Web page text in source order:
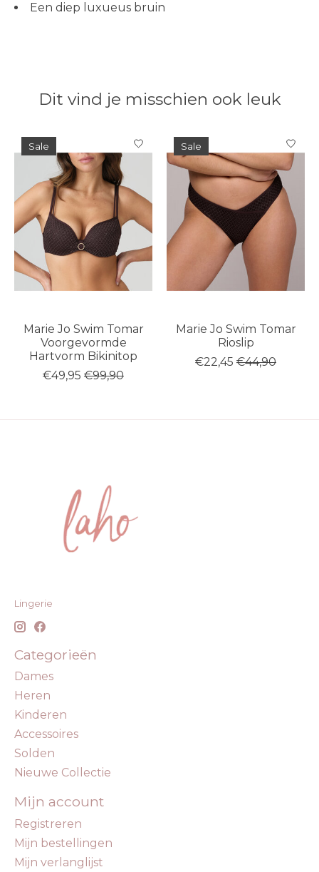
Een diep luxueus bruin
Dit vind je misschien ook leuk
Items van productcarrousel
Sale
Marie Jo Swim Tomar
Voorgevormde
Hartvorm Bikinitop
€49,95 €99,90
Sale
Marie Jo Swim Tomar
Rioslip
€22,45 €44,90
Lingerie
Categorieën
Dames
Heren
Kinderen
Accessoires
Solden
Nieuwe Collectie
Mijn account
Registreren
Mijn bestellingen
Mijn verlanglijst